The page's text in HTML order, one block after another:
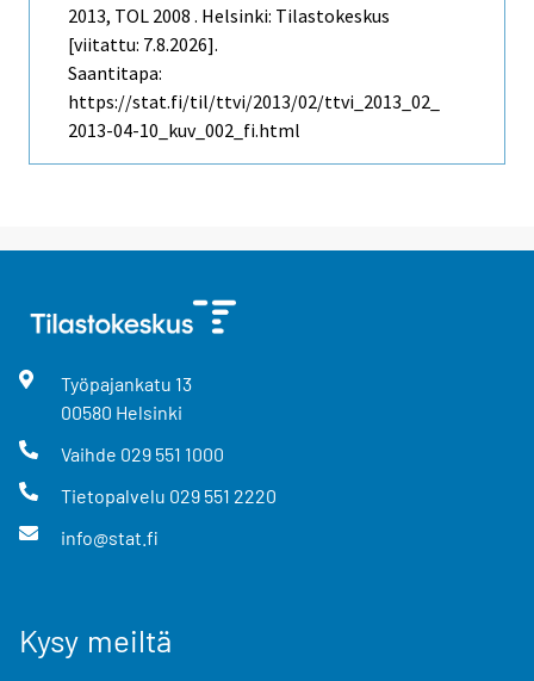
2013, TOL 2008 . Helsinki: Tilastokeskus
[viitattu: 7.8.2026].
Saantitapa:
https://stat.fi/til/ttvi/2013/02/ttvi_2013_02_
2013-04-10_kuv_002_fi.html
Työpajankatu 13
00580 Helsinki
Vaihde 029 551 1000
Tietopalvelu 029 551 2220
info@stat.fi
Kysy meiltä